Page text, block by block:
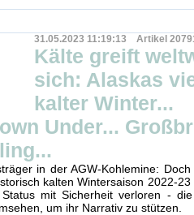
31.05.2023 11:19:13 Artikel
Kälte greift
sich: Alaskas
kalter Winter...
Under...
in der AGW-Kohlemine:
kalten Wintersaison 2022-
mit Sicherheit verloren - die
um ihr Narrativ zu stützen.